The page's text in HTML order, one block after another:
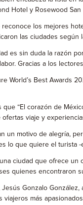
Hotel y Rosewood
reconoce los mejores
las ciudades según
es sin duda la razón
Gracias a los
World’s Best Awards
que “El corazón de
viaje y
un motivo de alegría,
lo que quiere el turista
ciudad que ofrece un
quienes encontraron
Gonzalo
viajeros más